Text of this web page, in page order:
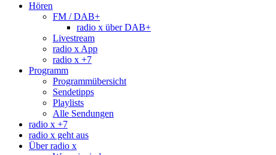
Hören
FM / DAB+
radio x über DAB+
Livestream
radio x App
radio x +7
Programm
Programmübersicht
Sendetipps
Playlists
Alle Sendungen
radio x +7
radio x geht aus
Über radio x